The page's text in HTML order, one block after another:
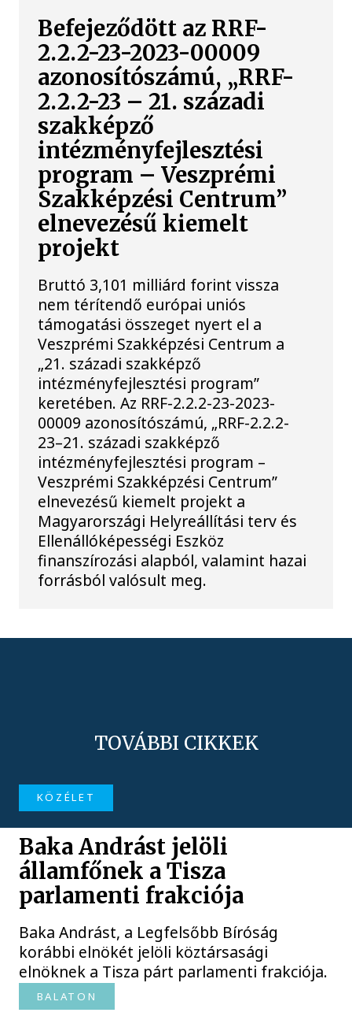
Befejeződött az RRF-
2.2.2-23-2023-00009
azonosítószámú, „RRF-
2.2.2-23 – 21. századi
szakképző
intézményfejlesztési
program – Veszprémi
Szakképzési Centrum”
elnevezésű kiemelt
projekt
Bruttó 3,101 milliárd forint vissza
nem térítendő európai uniós
támogatási összeget nyert el a
Veszprémi Szakképzési Centrum a
„21. századi szakképző
intézményfejlesztési program”
keretében. Az RRF-2.2.2-23-2023-
00009 azonosítószámú, „RRF-2.2.2-
23–21. századi szakképző
intézményfejlesztési program –
Veszprémi Szakképzési Centrum”
elnevezésű kiemelt projekt a
Magyarországi Helyreállítási terv és
Ellenállóképességi Eszköz
finanszírozási alapból, valamint hazai
forrásból valósult meg.
TOVÁBBI CIKKEK
KÖZÉLET
Baka Andrást jelöli
államfőnek a Tisza
parlamenti frakciója
Baka Andrást, a Legfelsőbb Bíróság
korábbi elnökét jelöli köztársasági
elnöknek a Tisza párt parlamenti frakciója.
BALATON